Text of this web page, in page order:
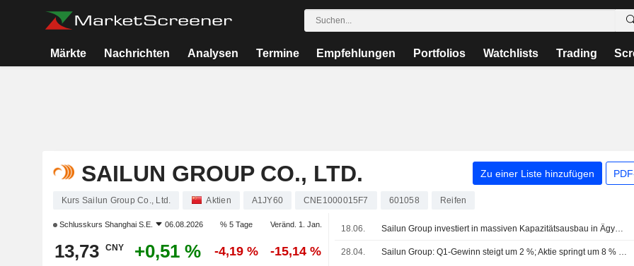
Märkte Nachrichten Analysen Termine Empfehlungen Portfolios Watchlists Trading
SAILUN GROUP CO., LTD. Zu einer Liste hinzufügen
Kurs Sailun Group Co., Ltd. Aktien A1JY60 CNE1000015F7 601058 Reifen
Schlusskurs Shanghai S.E. 06.08.2026 % 5 Tage Veränd. 1. Jan.
13,73 CNY +0,51 % -4,19 % -15,14 %
18.06. Sailun Group investiert in massiven Kapazitätsausbau in Ägypten
28.04. Sailun Group: Q1-Gewinn steigt um 2 %; Aktie springt um 8 % nach oben